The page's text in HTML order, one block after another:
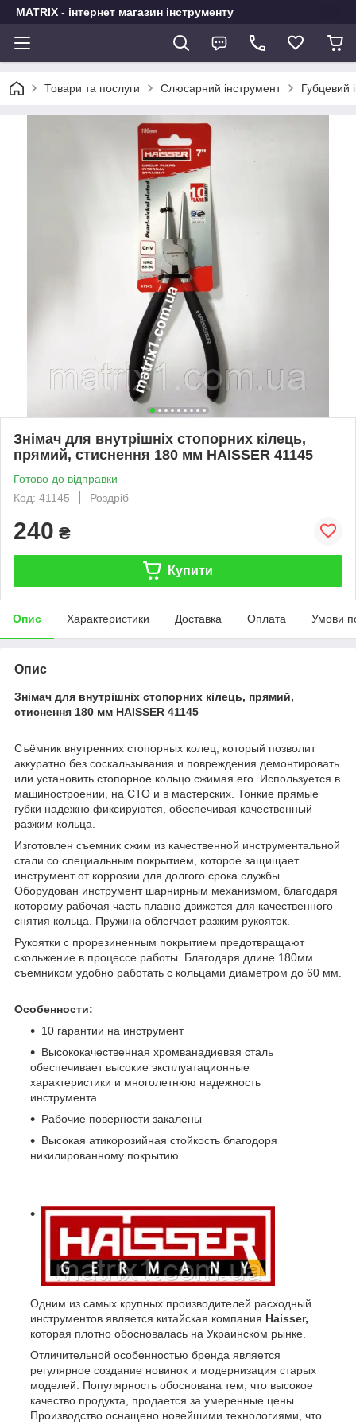
MATRIX - інтернет магазин інструменту
Товари та послуги Слюсарний інструмент Губцевий
Знімач для внутрішніх стопорних кілець,
прямий, стиснення 180 мм HAISSER 41145
Готово до відправки
Код: 41145
Роздріб
240 ₴
Купити
Опис Характеристики Доставка Оплата Умови
Опис
Знімач для внутрішніх стопорних кілець, прямий,
стиснення 180 мм HAISSER 41145
Съёмник внутренних стопорных колец, который позволит
аккуратно без соскальзывания и повреждения демонтировать
или установить стопорное кольцо сжимая его. Используется в
машиностроении, на СТО и в мастерских. Тонкие прямые
губки надежно фиксируются, обеспечивая качественный
разжим кольца.
Изготовлен съемник сжим из качественной инструментальной
стали со специальным покрытием, которое защищает
инструмент от коррозии для долгого срока службы.
Оборудован инструмент шарнирным механизмом, благодаря
которому рабочая часть плавно движется для качественного
снятия кольца. Пружина облегчает разжим рукояток.
Рукоятки с прорезиненным покрытием предотвращают
скольжение в процессе работы. Благодаря длине 180мм
съемником удобно работать с кольцами диаметром до 60 мм.
Особенности:
10 гарантии на инструмент
Высококачественная хромванадиевая сталь
обеспечивает высокие эксплуатационные
характеристики и многолетнюю надежность
инструмента
Рабочие поверности закалены
Высокая атикорозийная стойкость благодоря
никилированному покрытию
Одним из самых крупных производителей расходный
инструментов является китайская компания Haisser,
которая плотно обосновалась на Украинском рынке.
Отличительной особенностью бренда является
регулярное создание новинок и модернизация старых
моделей. Популярность обоснована тем, что высокое
качество продукта, продается за умеренные цены.
Производство оснащено новейшими технологиями, что